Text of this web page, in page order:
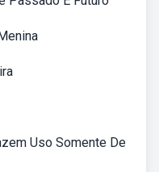
Uso Somente De